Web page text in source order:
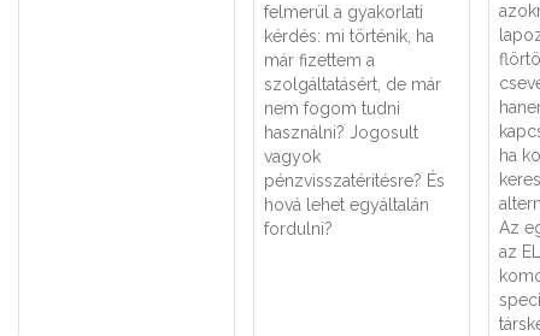
felmerül a gyakorlati
kérdés: mi történik, ha
már fizettem a
szolgáltatásért, de már
nem fogom tudni
használni? Jogosult
vagyok
pénzvisszatérítésre? És
hová lehet egyáltalán
fordulni?
ha
Az
az